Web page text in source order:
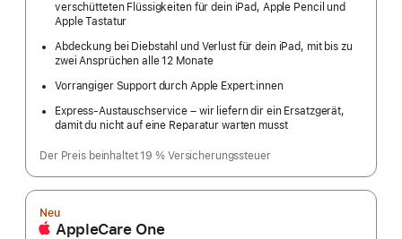
verschütteten Flüssigkeiten für dein iPad, Apple Pencil und
Apple Tastatur
Abdeckung bei Diebstahl und Verlust für dein iPad, mit bis zu
zwei Ansprüchen alle 12 Monate
Vorrangiger Support durch Apple Expert:innen
Express-Austauschservice – wir liefern dir ein Ersatzgerät,
damit du nicht auf eine Reparatur warten musst
Der Preis beinhaltet 19 % Versicherungssteuer
Neu
AppleCare One